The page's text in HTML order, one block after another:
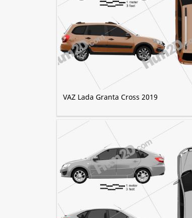
VAZ Lada Granta Cross 2019